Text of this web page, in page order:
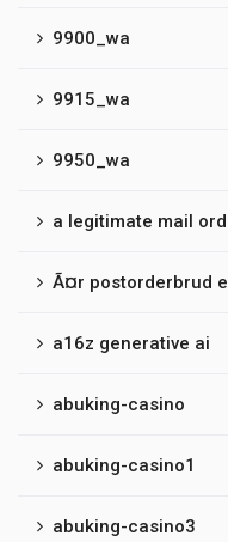
9900_wa
9915_wa
9950_wa
a legitimate mail
Ã¤r postorderbrud
a16z generative ai
abuking-casino
abuking-casino1
abuking-casino3